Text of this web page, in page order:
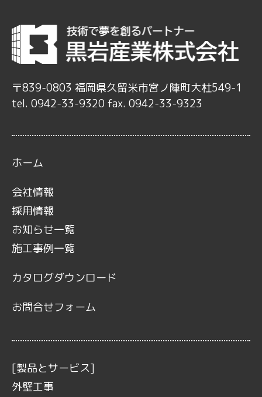
〒839-0803 福岡県久留米市宮ノ陣町大杜549-1
tel. 0942-33-9320 fax. 0942-33-9323
ホーム
会社情報
採用情報
お知らせ一覧
施工事例一覧
カタログダウンロード
お問合せフォーム
[製品とサービス]
外壁工事